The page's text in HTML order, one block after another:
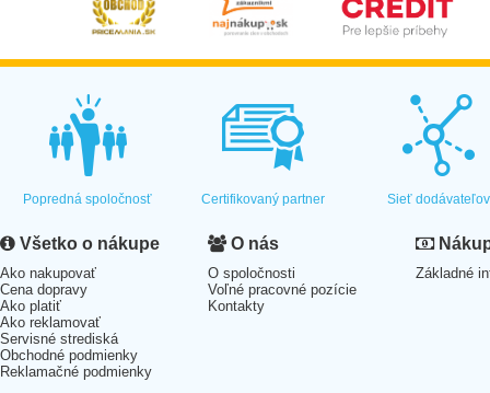
Popredná spoločnosť Certifikovaný partner Sieť dodávateľov
Všetko o nákupe
Ako nakupovať
Cena dopravy
Ako platiť
Ako reklamovať
Servisné strediská
Obchodné podmienky
Reklamačné podmienky
O nás
O spoločnosti
Voľné pracovné pozície
Kontakty
Základné